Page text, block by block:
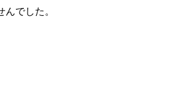
でした。